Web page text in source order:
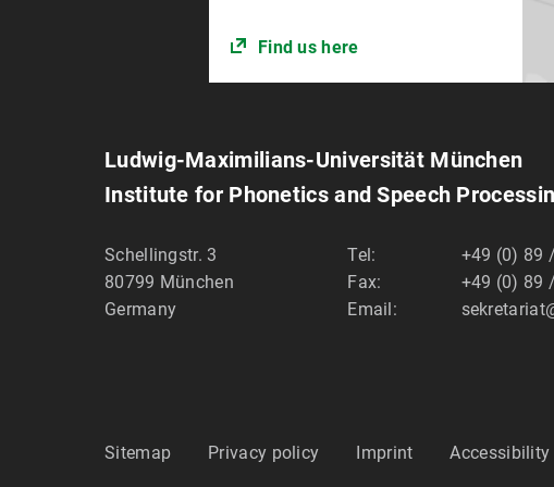
Find us here
Ludwig-Maximilians-Universität München
Institute for Phonetics and Speech
Schellingstr. 3
80799 München
Germany
Tel:
+49 (0) 89
Fax:
+49 (0) 89
Email:
Sitemap Privacy policy Imprint Accessibility